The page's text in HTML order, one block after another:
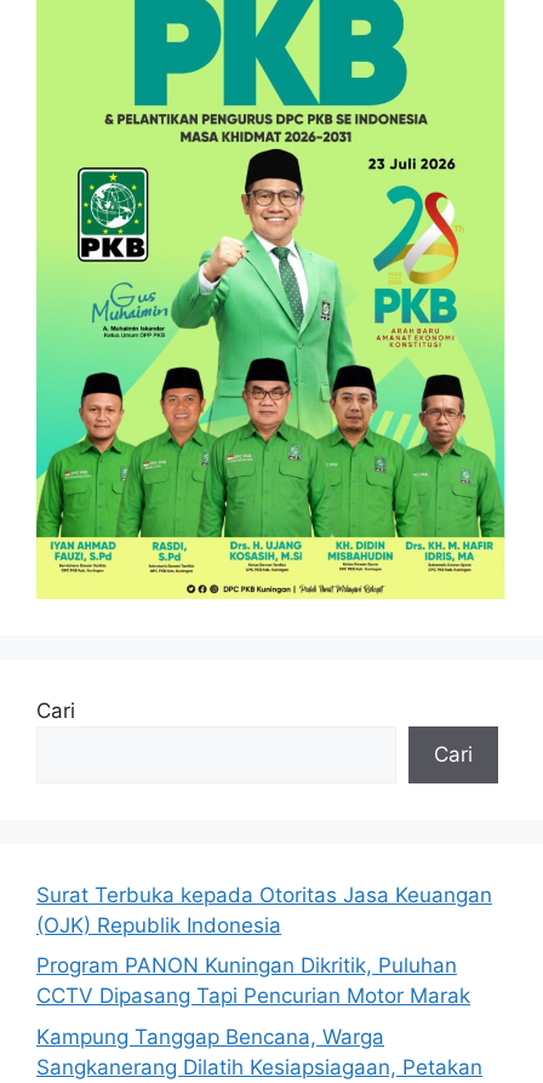
Cari
Cari
Surat Terbuka kepada Otoritas Jasa Keuangan
(OJK) Republik Indonesia
Program PANON Kuningan Dikritik, Puluhan
CCTV Dipasang Tapi Pencurian Motor Marak
Kampung Tanggap Bencana, Warga
Sangkanerang Dilatih Kesiapsiagaan, Petakan